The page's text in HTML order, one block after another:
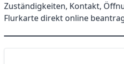
Zuständigkeiten, Kontakt,
Flurkarte direkt online